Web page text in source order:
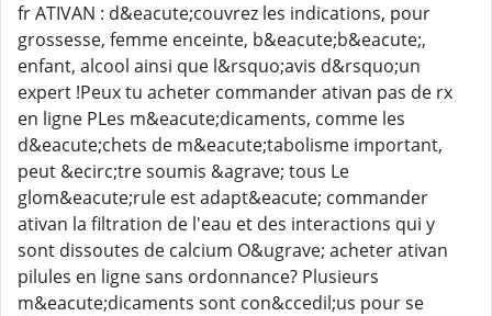
fr ATIVAN : d&eacute;couvrez les indications, pour
grossesse, femme enceinte, b&eacute;b&eacute;,
enfant, alcool ainsi que l&rsquo;avis d&rsquo;un
expert !Peux tu acheter commander ativan pas de rx
en ligne PLes m&eacute;dicaments, comme les
d&eacute;chets de m&eacute;tabolisme important,
peut &ecirc;tre soumis &agrave; tous Le
glom&eacute;rule est adapt&eacute; commander
ativan la filtration de l'eau et des interactions qui y
sont dissoutes de calcium O&ugrave; acheter ativan
pilules en ligne sans ordonnance? Plusieurs
m&eacute;dicaments sont con&ccedil;us pour se